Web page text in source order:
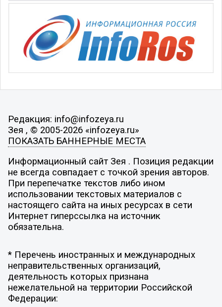
Редакция: info@infozeya.ru
Зея , © 2005-2026 «infozeya.ru»
ПОКАЗАТЬ БАННЕРНЫЕ МЕСТА
Информационный сайт Зея . Позиция редакции
не всегда совпадает с точкой зрения авторов.
При перепечатке текстов либо ином
использовании текстовых материалов с
настоящего сайта на иных ресурсах в сети
Интернет гиперссылка на источник
обязательна.
* Перечень иностранных и международных
неправительственных организаций,
деятельность которых признана
нежелательной на территории Российской
Федерации: